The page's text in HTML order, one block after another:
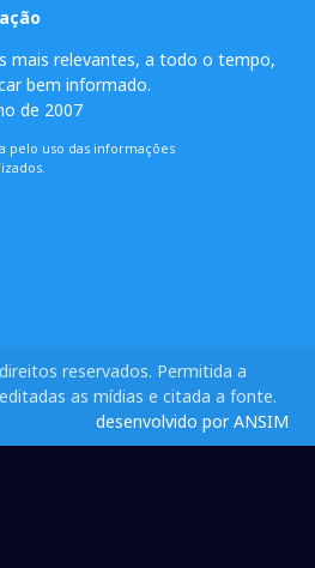
mais relevantes, a todo o tempo,
bem informado.
de 2007
pelo uso das informações
reservados. Permitida a
as mídias e citada a fonte.
desenvolvido por ANSIM